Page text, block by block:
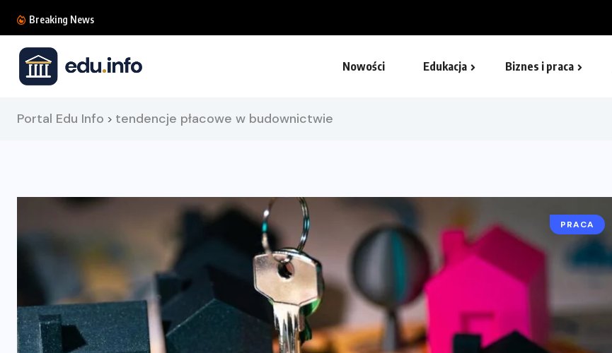
Breaking News
Nowości Edukacja Biznes i praca
Portal Edu Info > tendencje płacowe w budownictwie
PRACA